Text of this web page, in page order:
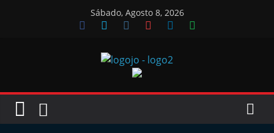
Sábado, Agosto 8, 2026
Jornal